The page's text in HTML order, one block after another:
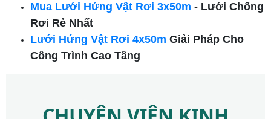
Mua Lưới Hứng Vật Rơi 3x50m - Lưới Chống
Rơi Rẻ Nhất
Lưới Hứng Vật Rơi 4x50m Giải Pháp Cho
Công Trình Cao Tầng